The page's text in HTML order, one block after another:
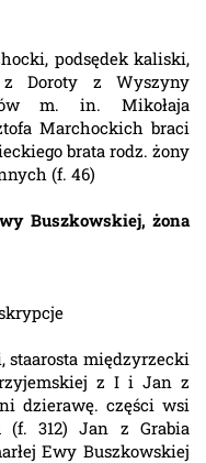
podsędek kaliski,
Doroty z Wyszyny
m. in. Mikołaja
Marchockich braci
brata rodz. żony
(f. 46)
Buszkowskiej, żona
międzyrzecki
z I i Jan z
dzierawę. części wsi
(f. 312) Jan z Grabia
Ewy Buszkowskiej